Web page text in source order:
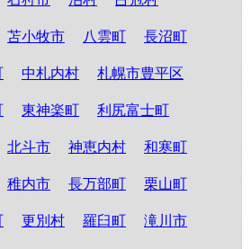
苫小牧市 八雲町 長沼町
中札内村 札幌市豊平区
東神楽町 利尻富士町
北斗市 神恵内村 和寒町
稚内市 長万部町 栗山町
更別村 羅臼町 滝川市